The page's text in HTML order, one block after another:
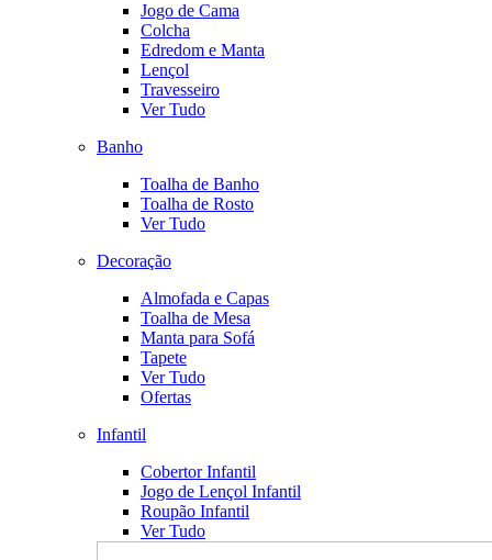
Jogo de Cama
Colcha
Edredom e Manta
Lençol
Travesseiro
Ver Tudo
Banho
Toalha de Banho
Toalha de Rosto
Ver Tudo
Decoração
Almofada e Capas
Toalha de Mesa
Manta para Sofá
Tapete
Ver Tudo
Ofertas
Infantil
Cobertor Infantil
Jogo de Lençol Infantil
Roupão Infantil
Ver Tudo